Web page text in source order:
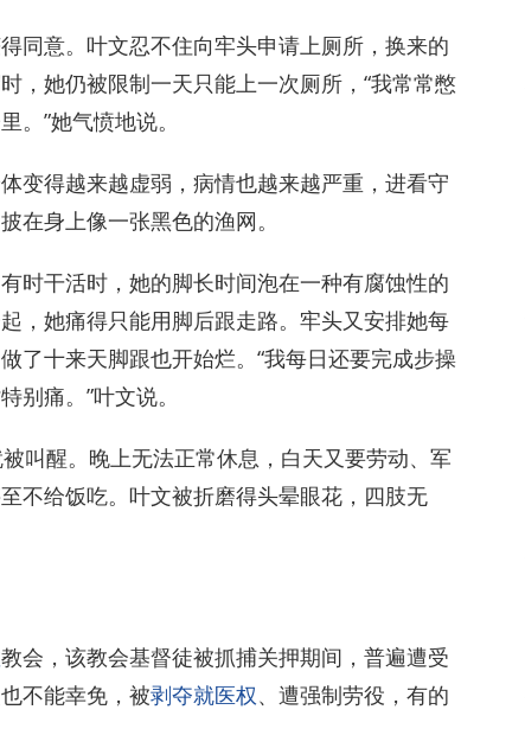
同意。叶文忍不住向牢头申请上厕所，换来的
，她仍被限制一天只能上一次厕所，“我常常憋
”她气愤地说。
变得越来越虚弱，病情也越来越严重，进看守
在身上像一张黑色的渔网。
时干活时，她的脚长时间泡在一种有腐蚀性的
，她痛得只能用脚后跟走路。牢头又安排她每
了十来天脚跟也开始烂。“我每日还要完成步操
痛。”叶文说。
叫醒。晚上无法正常休息，白天又要劳动、军
不给饭吃。叶文被折磨得头晕眼花，四肢无
教会，该教会基督徒被抓捕关押期间，普遍遭受
不能幸免，被剥夺就医权、遭强制劳役，有的